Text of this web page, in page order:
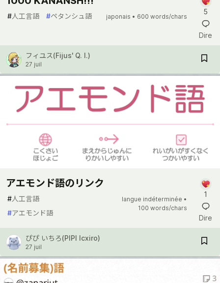
#人工言語 #ペタンシュ語 japonais • 600 words/chars
5
Dire
フィユス(Fijus' Q. I.)
27 juil
アエモンド語のリンク
#人工言語
#アエモンド語
langue indéterminée •
100 words/chars
1
Dire
ぴぴ いちろ(PIPI Icxiro)
27 juil